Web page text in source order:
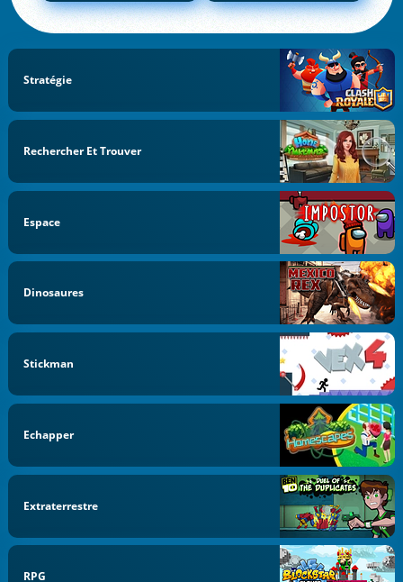
Stratégie
Rechercher Et Trouver
Espace
Dinosaures
Stickman
Echapper
Extraterrestre
RPG